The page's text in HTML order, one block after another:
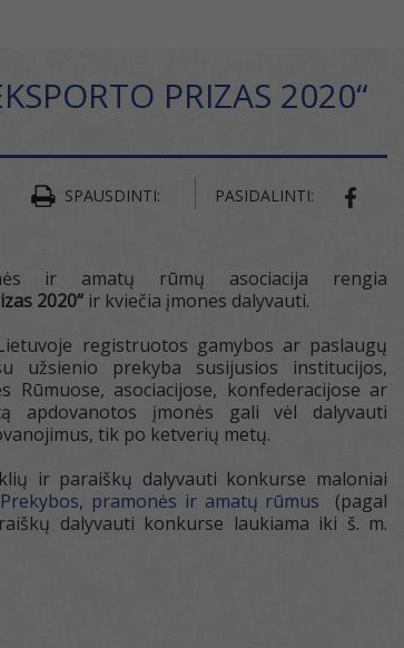
PRIZAS 2020“
SPAUSDINTI: PASIDALINTI:
ir amatų rūmų asociacija rengia
2020“ir kviečia įmones dalyvauti.
registruotos gamybos ar paslaugų
užsienio prekyba susijusios institucijos,
Rūmuose, asociacijose, konfederacijose ar
apdovanotos įmonės gali vėl dalyvauti
tik po ketverių metų.
ir paraiškų dalyvauti konkurse maloniai
pramonės ir amatų rūmus
(pagal
dalyvauti konkurse laukiama iki š. m.